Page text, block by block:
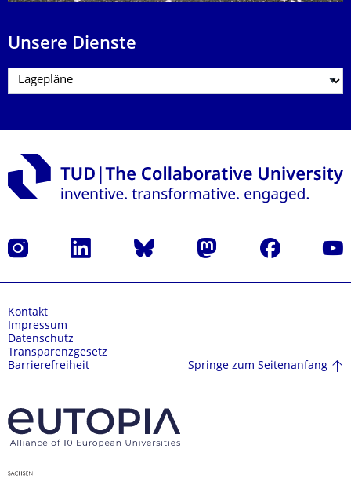
Unsere Dienste
Instagram LinkedIn Bluesky Mastodon Facebook
Kontakt
Impressum
Datenschutz
Transparenzgesetz
Barrierefreiheit
Springe zum Seitenanfang